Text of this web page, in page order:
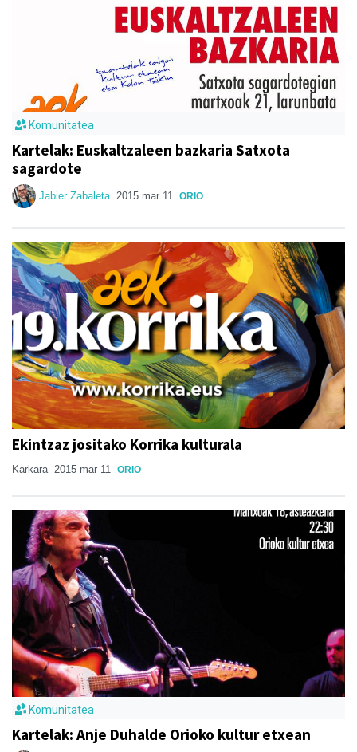
Komunitatea
Kartelak: Euskaltzaleen bazkaria Satxota
sagardote
Jabier Zabaleta 2015 mar 11 ORIO
Ekintzaz jositako Korrika kulturala
Karkara 2015 mar 11 ORIO
Komunitatea
Kartelak: Anje Duhalde Orioko kultur etxean